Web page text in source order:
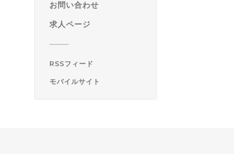
お問い合わせ
求人ページ
RSSフィード
モバイルサイト